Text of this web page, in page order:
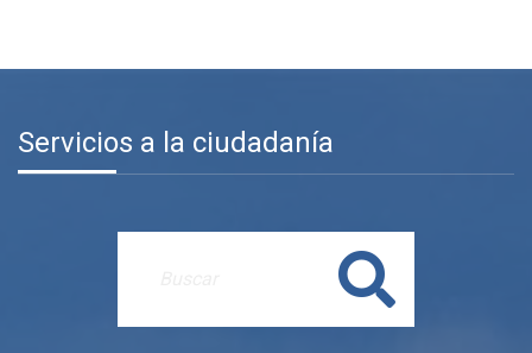
Servicios a la ciudadanía
Buscar